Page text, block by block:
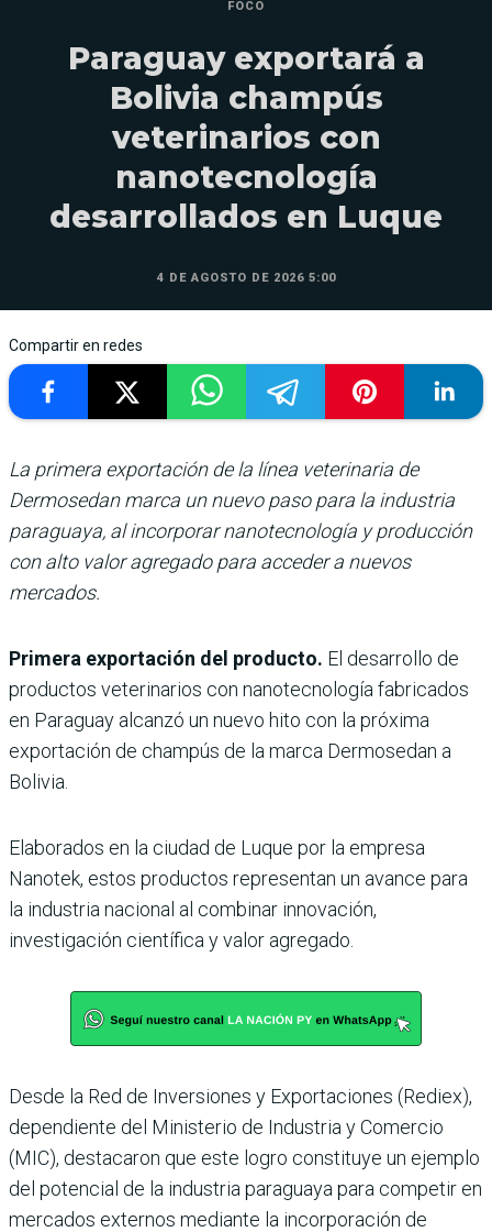
FOCO
Paraguay exportará a
Bolivia champús
veterinarios con
nanotecnología
desarrollados en Luque
4 DE AGOSTO DE 2026 5:00
Compartir en redes
La primera exportación de la línea veterinaria de
Dermosedan marca un nuevo paso para la industria
paraguaya, al incorporar nanotecnología y producción
con alto valor agregado para acceder a nuevos
mercados.
Primera exportación del producto. El desarrollo de
productos veterinarios con nanotecnología fabricados
en Paraguay alcanzó un nuevo hito con la próxima
exportación de champús de la marca Dermosedan a
Bolivia.
Elaborados en la ciudad de Luque por la empresa
Nanotek, estos productos representan un avance para
la industria nacional al combinar innovación,
investigación científica y valor agregado.
Desde la Red de Inversiones y Exportaciones (Rediex),
dependiente del Ministerio de Industria y Comercio
(MIC), destacaron que este logro constituye un ejemplo
del potencial de la industria paraguaya para competir en
mercados externos mediante la incorporación de